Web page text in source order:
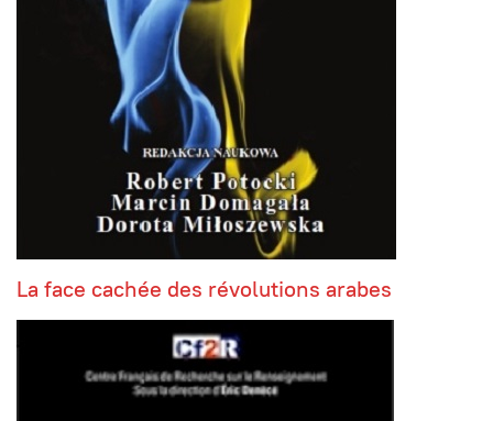
La face cachée des révolutions arabes